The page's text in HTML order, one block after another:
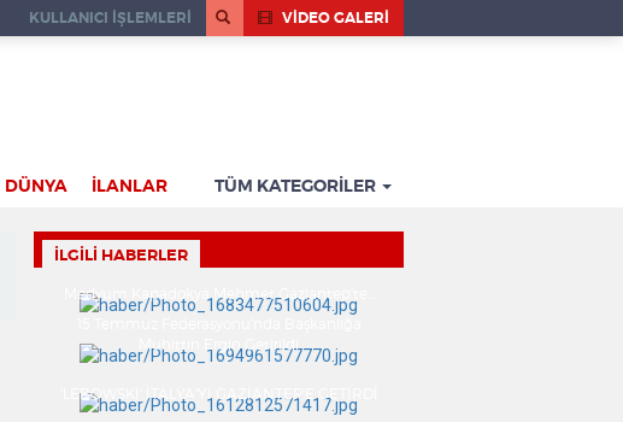
VİDEO GALERİ
KULLANICI İŞLEMLERİ
DÜNYA İLANLAR TÜM KATEGORİLER
İLGILI HABERLER
Medyum Kapadokya Mehmet Gaziantep'te...
'LEBOWSKİ' İTALYA'YI GAZİANTEP'E GETİRDİ